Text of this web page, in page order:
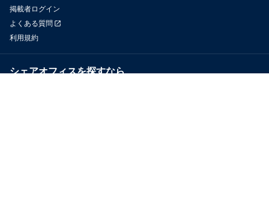
掲載者ログイン
よくある質問
利用規約
シェアオフィスを探すなら